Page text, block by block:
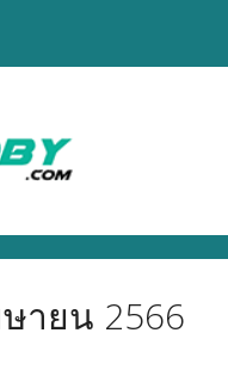
ายน 2566